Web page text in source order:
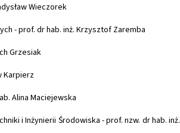
Wieczorek
- prof. dr hab. inż. Krzysztof Zaremba
Grzesiak
Karpierz
Alina Maciejewska
i Inżynierii Środowiska - prof. nzw. dr hab. inż.